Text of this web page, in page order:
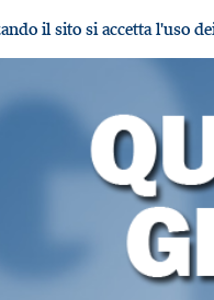
il sito si accetta l'uso